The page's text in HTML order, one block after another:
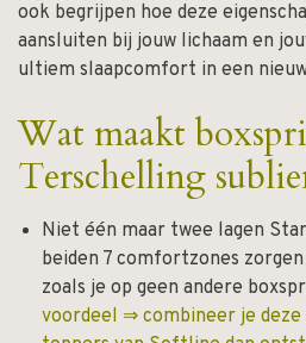
ook begrijpen hoe deze
aansluiten bij jouw lichaam en
ultiem slaapcomfort in een
Wat maakt
Terschelling
Niet één maar twee lagen
beiden 7 comfortzones
zoals je op geen andere
voordeel ⇒ combineer je